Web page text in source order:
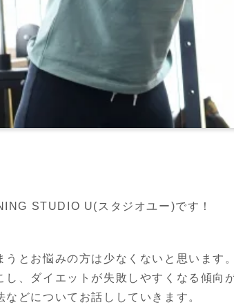
STUDIO U(スタジオユー)です！
とお悩みの方は少なくないと思います。
、ダイエットが失敗しやすくなる傾向
どについてお話ししていきます。